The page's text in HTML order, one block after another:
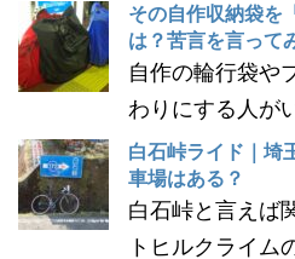
その自作収納袋を
は？苦言を言って
自作の輪行袋や
わりにする人が
白石峠ライド｜埼
車場はある？
白石峠と言えば
トヒルクライム